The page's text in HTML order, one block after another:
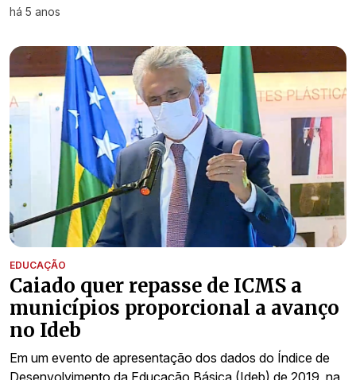
há 5 anos
EDUCAÇÃO
Caiado quer repasse de ICMS a
municípios proporcional a avanço
no Ideb
Em um evento de apresentação dos dados do Índice de
Desenvolvimento da Educação Básica (Ideb) de 2019, na